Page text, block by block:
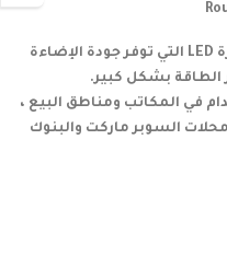
COB عبارة عن سلسلة من وحدات إنارة LED التي توفر جودة الإضاءة
الطاقة بشكل كبير.
في المكاتب ومناطق البيع ،
السوبر ماركت والبنوك